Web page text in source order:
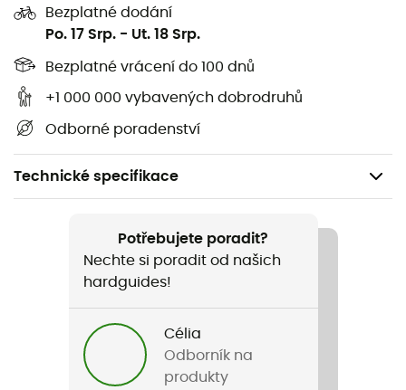
Bezplatné dodání
Po. 17 Srp. - Ut. 18 Srp.
Bezplatné vrácení do 100 dnů
+1 000 000 vybavených dobrodruhů
Odborné poradenství
Technické specifikace
Pěší turistika / Trekking / Cestování / Běžné použití
Název produktu
Potřebujete poradit?
Nechte si poradit od našich
hardguides!
Célia
Odborník na
produkty